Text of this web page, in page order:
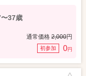
37歳
通常価格 2,000円
初参加 0円